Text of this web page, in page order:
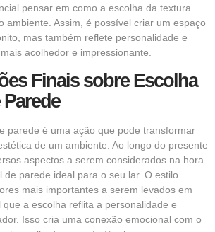
pensar em como a escolha da textura
ambiente. Assim, é possível criar um espaço
mas também reflete personalidade e
acolhedor e impressionante.
Finais sobre Escolha
parede é uma ação que pode transformar
de um ambiente. Ao longo do presente
aspectos a serem considerados na hora
de parede ideal para o seu lar. O estilo
mais importantes a serem levados em
a escolha reflita a personalidade e
Isso cria uma conexão emocional com o